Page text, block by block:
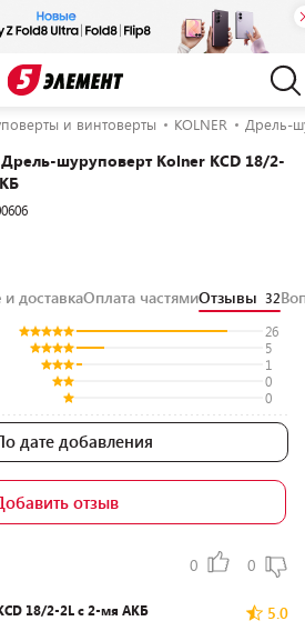
и винтоверты KOLNER Дрель-
шуруповерт Kolner KCD 18/2-
доставкаОплата частямиОтзывы 32
26
5
1
0
0
дате добавления
отзыв
0 0
5.0
18/2-2L с 2-мя АКБ